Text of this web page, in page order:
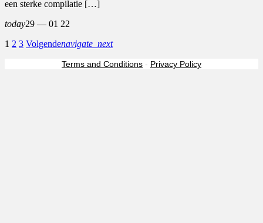
een sterke compilatie […]
today29 — 01 22
1 2 3 Volgendenavigate_next
Terms and Conditions - Privacy Policy